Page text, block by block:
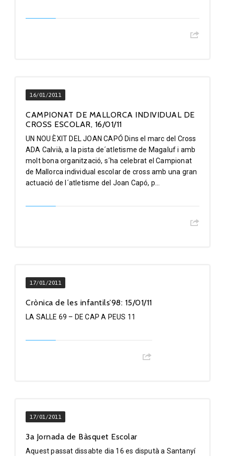
16/01/2011
CAMPIONAT DE MALLORCA INDIVIDUAL DE
CROSS ESCOLAR, 16/01/11
UN NOU ÈXIT DEL JOAN CAPÓ Dins el marc del Cross
ADA Calvià, a la pista de´atletisme de Magaluf i amb
molt bona organització, s´ha celebrat el Campionat
de Mallorca individual escolar de cross amb una gran
actuació de l´atletisme del Joan Capó, p...
17/01/2011
Crònica de les infantils’98: 15/01/11
LA SALLE 69 – DE CAP A PEUS 11
17/01/2011
3a Jornada de Bàsquet Escolar
Aquest passat dissabte dia 16 es disputà a Santanyí